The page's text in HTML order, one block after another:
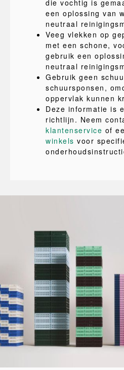
die vochtig is
een oplossing van
neutraal
Veeg vlekken op
met een schone,
gebruik een
neutraal
Gebruik geen
schuursponsen,
oppervlak kunnen
Deze informatie is
richtlijn. Neem
klantenservice of
winkels voor